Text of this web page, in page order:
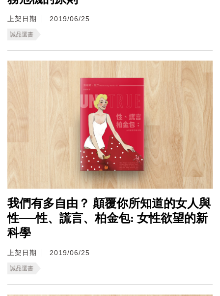
上架日期 2019/06/25
誠品選書
我們有多自由？ 顛覆你所知道的女人與
性──性、謊言、柏金包: 女性欲望的新
科學
上架日期 2019/06/25
誠品選書